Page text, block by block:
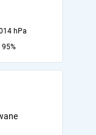
hPa
95%